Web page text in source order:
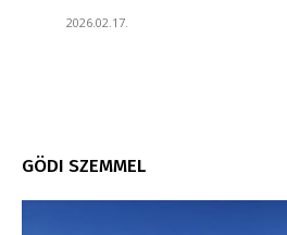
2026.02.17.
GÖDI SZEMMEL